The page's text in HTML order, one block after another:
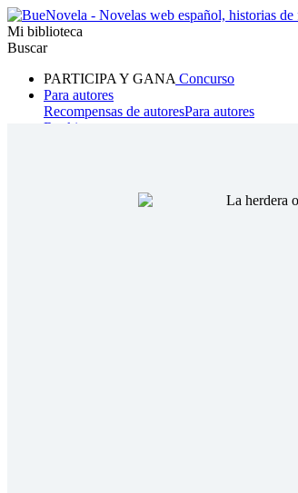
Mi biblioteca
Buscar
PARTICIPA Y GANA Concurso
Para autores
Recompensas de autoresPara autores
Ranking
Hombre lobo MafiaSistema